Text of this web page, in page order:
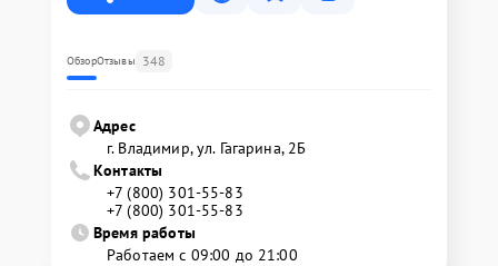
ОбзорОтзывы 348
Адрес
г. Владимир, ул. Гагарина, 2Б
Контакты
+7 (800) 301-55-83
+7 (800) 301-55-83
Время работы
Работаем с 09:00 до 21:00